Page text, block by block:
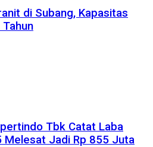
di Subang, Kapasitas
Tbk Catat Laba
Melesat Jadi Rp 855 Juta